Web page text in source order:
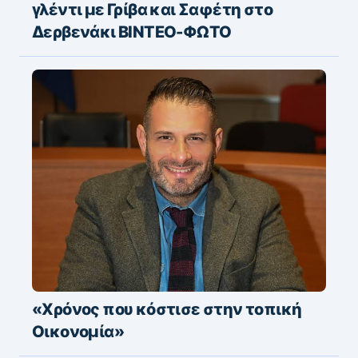
γλέντι με Γρίβα και Σαφέτη στο
Δερβενάκι ΒΙΝΤΕΟ-ΦΩΤΟ
«Χρόνος που κόστισε στην τοπική
Οικονομία»